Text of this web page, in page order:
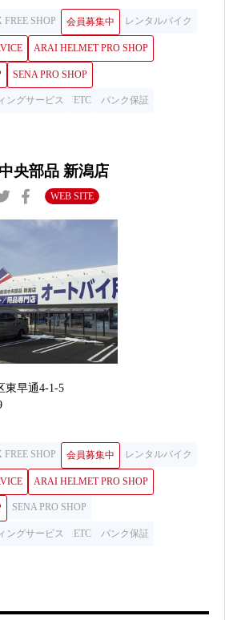
FREE SHOP 会員募集中 レンタルバイク
ARAI HELMET PRO SHOP
SENA PRO SHOP
ングサービス ETC パンク保証
央部品 新潟店
WEB SITE
東早通4-1-5
FREE SHOP 会員募集中 レンタルバイク
ARAI HELMET PRO SHOP
SENA PRO SHOP
ングサービス ETC パンク保証